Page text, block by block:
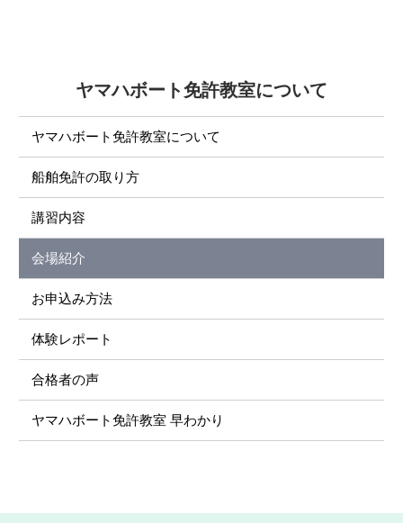
ヤマハボート免許教室について
ヤマハボート免許教室について
船舶免許の取り方
講習内容
会場紹介
お申込み方法
体験レポート
合格者の声
ヤマハボート免許教室 早わかり